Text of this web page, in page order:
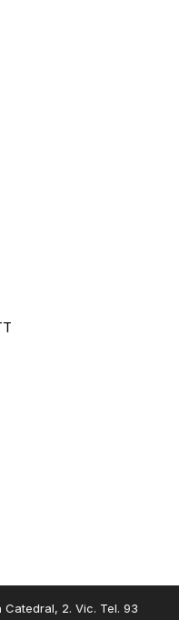
Catedral, 2. Vic. Tel. 93